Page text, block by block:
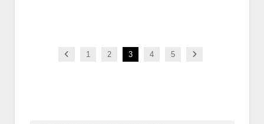
Previous
1 2 3 4 5 Next